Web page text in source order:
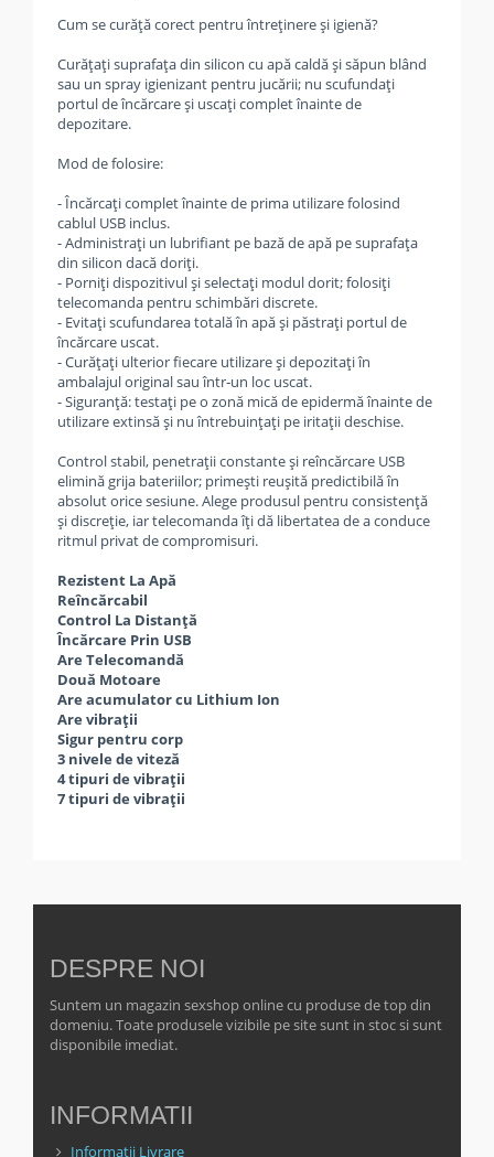
Cum se curăță corect pentru întreținere și igienă?
Curățați suprafața din silicon cu apă caldă și săpun blând
sau un spray igienizant pentru jucării; nu scufundați
portul de încărcare și uscați complet înainte de
depozitare.
Mod de folosire:
- Încărcați complet înainte de prima utilizare folosind
cablul USB inclus.
- Administrați un lubrifiant pe bază de apă pe suprafața
din silicon dacă doriți.
- Porniți dispozitivul și selectați modul dorit; folosiți
telecomanda pentru schimbări discrete.
- Evitați scufundarea totală în apă și păstrați portul de
încărcare uscat.
- Curățați ulterior fiecare utilizare și depozitați în
ambalajul original sau într‑un loc uscat.
- Siguranță: testați pe o zonă mică de epidermă înainte de
utilizare extinsă și nu întrebuințați pe iritații deschise.
Control stabil, penetrații constante și reîncărcare USB
elimină grija bateriilor; primești reușită predictibilă în
absolut orice sesiune. Alege produsul pentru consistență
și discreție, iar telecomanda îți dă libertatea de a conduce
ritmul privat de compromisuri.
Rezistent La Apă
Reîncărcabil
Control La Distanță
Încărcare Prin USB
Are Telecomandă
Două Motoare
Are acumulator cu Lithium Ion
Are vibrații
Sigur pentru corp
3 nivele de viteză
4 tipuri de vibrații
7 tipuri de vibrații
DESPRE NOI
Suntem un magazin sexshop online cu produse de top din
domeniu. Toate produsele vizibile pe site sunt in stoc si sunt
disponibile imediat.
INFORMATII
Informatii Livrare